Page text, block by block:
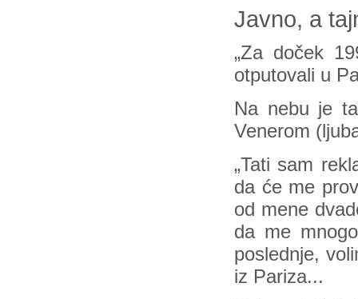
Javno, a
„Za doček
otputovali u
Na nebu je
Venerom
„Tati sam
da će me
od mene
da me
poslednje,
iz Pariza...